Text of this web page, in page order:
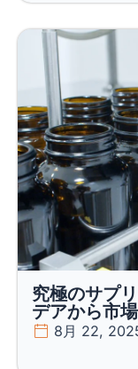
究極のサプ
デアから市
8月 22,